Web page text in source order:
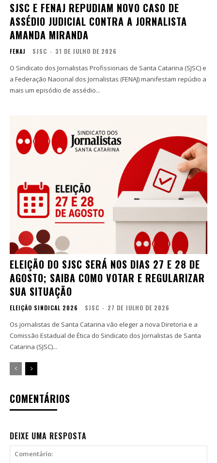
SJSC E FENAJ REPUDIAM NOVO CASO DE
ASSÉDIO JUDICIAL CONTRA A JORNALISTA
AMANDA MIRANDA
FENAJ SJSC - 31 DE JULHO DE 2026
O Sindicato dos Jornalistas Profissionais de Santa Catarina (SJSC) e
a Federação Nacional dos Jornalistas (FENAJ) manifestam repúdio a
mais um episódio de assédio...
ELEIÇÃO DO SJSC SERÁ NOS DIAS 27 E 28 DE
AGOSTO; SAIBA COMO VOTAR E REGULARIZAR
SUA SITUAÇÃO
ELEIÇÃO SINDICAL 2026 SJSC - 27 DE JULHO DE 2026
Os jornalistas de Santa Catarina vão eleger a nova Diretoria e a
Comissão Estadual de Ética do Sindicato dos Jornalistas de Santa
Catarina (SJSC)...
COMENTÁRIOS
DEIXE UMA RESPOSTA